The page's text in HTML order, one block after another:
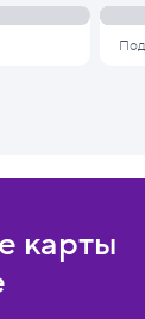
карты